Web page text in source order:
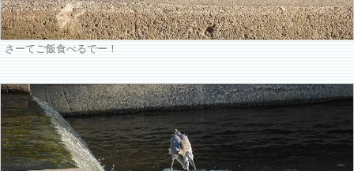
さーてご飯食べるでー！